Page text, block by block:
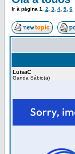
Ir à página 1 2 3 4 5 6
LuisaC
Ganda Sábio(a)